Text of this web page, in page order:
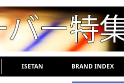
ISETAN BRAND INDEX